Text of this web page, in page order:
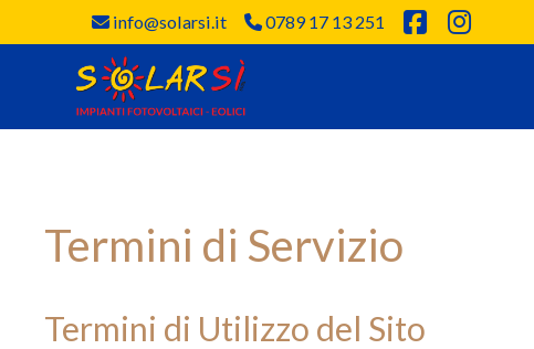
info@solarsi.it 0789 17 13 251
Termini di Servizio
Termini di Utilizzo del Sito